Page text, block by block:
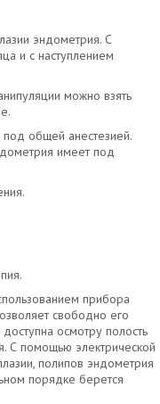
эндометрия. С
и с наступлением
можно взять
под общей анестезией.
имеет под
прибора
свободно его
осмотру полость
С помощью электрической
полипов эндометрия
порядке берется